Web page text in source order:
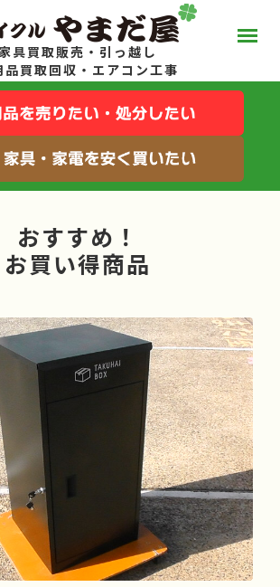
家具買取販売・引っ越し
品買取回収・エアコン工事
おすすめ！
お買い得商品
やまだ屋って？
スタッフブログ
キャンペーン一覧
サービス一覧
料金について
お得な在庫商品
よくある質問
会社情報
採用情報